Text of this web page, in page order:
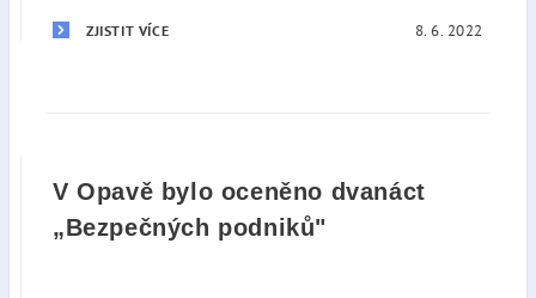
ZJISTIT VÍCE 8. 6. 2022
V Opavě bylo oceněno dvanáct
„Bezpečných podniků"